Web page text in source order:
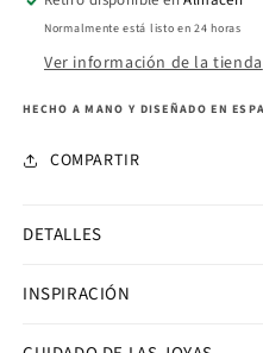
cuarzo
cuarzo
Normalmente está listo en 24 horas
Ver información de la tienda
HECHO A MANO Y DISEÑADO EN
COMPARTIR
DETALLES
INSPIRACIÓN